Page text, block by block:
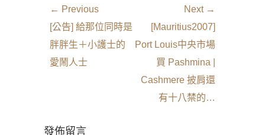
文
章
導
覽
← Previous
Previous
post:
[公告] 給那位同時是
胖胖生＋小護士的
愛鬧人士
Next →
post:
[Mauritius2007]
Port Louis中央市場
買 Pashmina |
Cashmere 披肩還
有十八禁的…
發佈留言